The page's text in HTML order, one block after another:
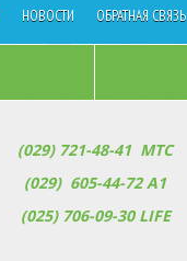
НОВОСТИ ОБРАТНАЯ СВЯЗЬ
(029) 721-48-41МТС
(029) 605-44-72 A1
(025) 706-09-30LIFE